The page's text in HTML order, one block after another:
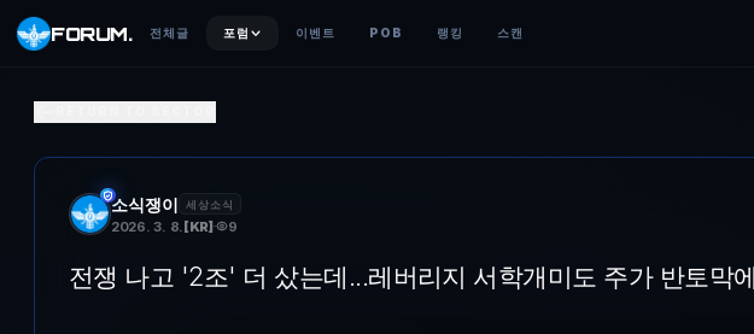
FORUM. 전체글 포럼 이벤트 POB 랭킹 스캔
국내 증권사의 미국 주식 전광판 광고 아래에서 행인이 지나가며 핸드폰을 바라보고 있다. 연
소식쟁이 세상소식
2026. 3. 8. [KR] 9
전쟁 나고 '2조' 더 샀는데...레버리지 서학개미도 주가 반토막